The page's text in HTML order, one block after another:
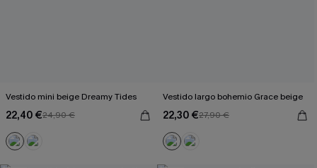
Vestido mini beige Dreamy Tides
22,40 €24,90 €
Vestido largo bohemio Grace beige
22,30 €27,90 €